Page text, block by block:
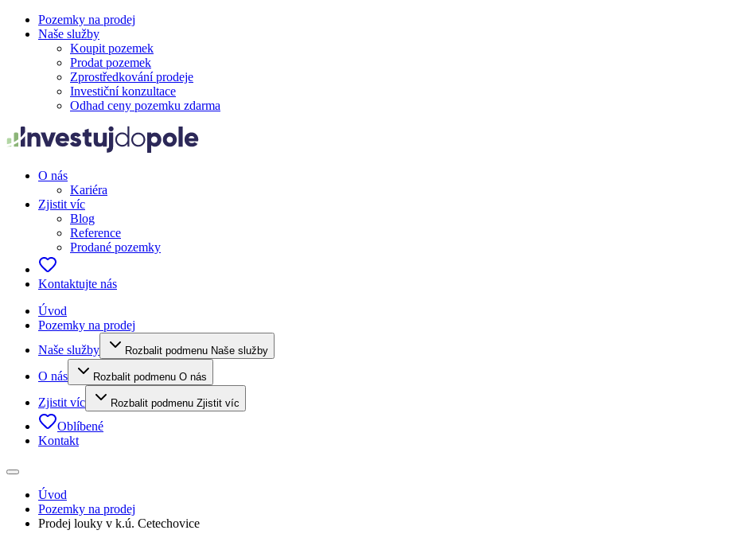
Pozemky na prodej
Naše služby
Koupit pozemek
Prodat pozemek
Zprostředkování prodeje
Investiční konzultace
Odhad ceny pozemku zdarma
O nás
Kariéra
Zjistit víc
Blog
Reference
Prodané pozemky
Kontaktujte nás
Úvod
Pozemky na prodej
Naše služby
Rozbalit podmenu Naše služby
O nás Rozbalit podmenu O nás
Zjistit víc Rozbalit podmenu Zjistit víc
Oblíbené
Kontakt
Úvod
Pozemky na prodej
Prodej louky v k.ú. Cetechovice